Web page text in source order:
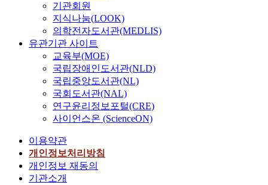
기관회원
지식나눔(LOOK)
의학전자도서관(MEDLIS)
유관기관 사이트
교육부(MOE)
국립장애인도서관(NLD)
국립중앙도서관(NL)
국회도서관(NAL)
연구윤리정보포털(CRE)
사이언스온 (ScienceON)
이용약관
개인정보처리방침
개인정보 재동의
기관소개